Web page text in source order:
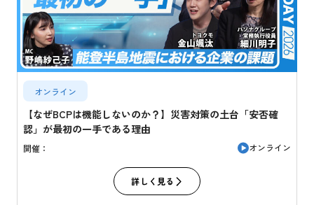
オンライン
【なぜBCPは機能しないのか？】災害対策の土台「安否確
認」が最初の一手である理由
開催： オンライン
詳しく見る